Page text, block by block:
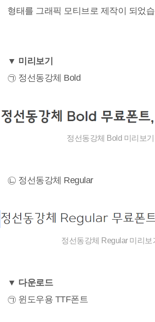
형태를 그래픽 모티브로 제작이 되었
▼ 미리보기
㉠ 정선동강체 Bold
정선동강체 Bold 미리보기
㉡ 정선동강체 Regular
정선동강체 Regular 미리보
▼ 다운로드
㉠ 윈도우용 TTF폰트